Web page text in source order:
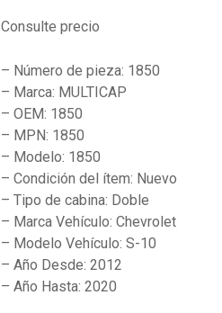
Consulte precio
– Número de pieza: 1850
– Marca: MULTICAP
– OEM: 1850
– MPN: 1850
– Modelo: 1850
– Condición del ítem: Nuevo
– Tipo de cabina: Doble
– Marca Vehículo: Chevrolet
– Modelo Vehículo: S-10
– Año Desde: 2012
– Año Hasta: 2020